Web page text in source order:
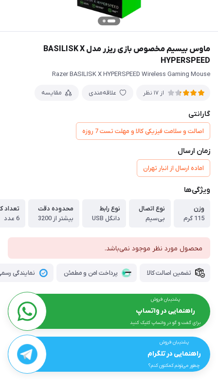
ماوس بیسیم مخصوص بازی ریزر مدل BASILISK X
HYPERSPEED
Razer BASILISK X HYPERSPEED Wireless Gaming Mouse
از 17 نظر علاقه‌مندی مقایسه
گارانتی
اصالت و سلامت فیزیکی کالا و مهلت تست 7 روزه
زمان ارسال
اماده ارسال از انبار تهران
ویژگی‌ها
وزن
115 گرم
نوع اتصال
بی‌سیم
نوع رابط
دانگل USB
محدوده دقت
بیشتر از 3200
تعداد
6 عدد
محصول مورد نظر موجود نمی‌باشد.
تضمین اصالت کالا پرداخت امن و مطمئن نمایندگی
پشتیبان فروش
راهنمایی در واتساپ
برای گفت و گو در واتساپ کلیک کنید
پشتیبان فروش
راهنمایی در تلگرام
چطور می‌تونم کمکتون کنم؟